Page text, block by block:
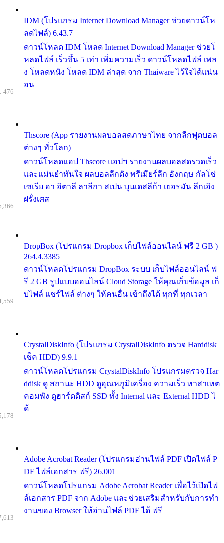
IDM (โปรแกรม Internet Download Manager ช่วยดาวน์โห
ลดไฟล์) 6.43.7
ดาวน์โหลด IDM โหลด Internet Download Manager ช่วยโ
หลดไฟล์ เร็วขึ้น 5 เท่า เพิ่มความเร็ว ดาวน์โหลดไฟล์ เพล
ง โหลดหนัง โหลด IDM ล่าสุด จาก Thaiware ไว้ใจได้แน่น
อน
Thscore (App รายงานผลบอลสดภาษาไทย จากลีกฟุตบอล
ต่างๆ ทั่วโลก)
ดาวน์โหลดแอป Thscore แอปฯ รายงานผลบอลสดรวดเร็ว
และแม่นยำทันใจ ผลบอลลีกดัง พรีเมียร์ลีก อังกฤษ กัลโช่
เซเรีย อา อิตาลี ลาลีกา สเปน บุนเดสลีก้า เยอรมัน ลีกเอิง
ฝรั่งเศส
476
DropBox (โปรแกรม Dropbox เก็บไฟล์ออนไลน์ ฟรี 2 GB )
264.4.3385
ดาวน์โหลดโปรแกรม DropBox ระบบ เก็บไฟล์ออนไลน์ ฟ
รี 2 GB รูปแบบออนไลน์ Cloud Storage ให้คุณเก็บข้อมูล เก็
บไฟล์ แชร์ไฟล์ ต่างๆ ให้คนอื่น เข้าถึงได้ ทุกที่ ทุกเวลา
CrystalDiskInfo (โปรแกรม CrystalDiskInfo ตรวจ Harddisk
เช็ค HDD) 9.9.1
ดาวน์โหลดโปรแกรม CrystalDiskInfo โปรแกรมตรวจ Har
ddisk ดู สถานะ HDD ดูอุณหภูมิเครื่อง ความเร็ว หาสาเหต
คอมพัง ดูฮาร์ดดิสก์ SSD ทั้ง Internal และ External HDD ไ
ด้
Adobe Acrobat Reader (โปรแกรมอ่านไฟล์ PDF เปิดไฟล์ P
DF ไฟล์เอกสาร ฟรี) 26.001
ดาวน์โหลดโปรแกรม Adobe Acrobat Reader เพื่อไว้เปิดไฟ
ล์เอกสาร PDF จาก Adobe และช่วยเสริมสำหรับกับการทำ
งานของ Browser ให้อ่านไฟล์ PDF ได้ ฟรี